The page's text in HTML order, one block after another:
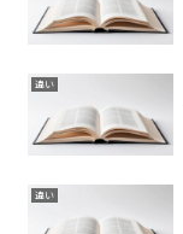
違い
違い